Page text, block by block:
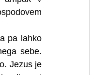
pa lahko
sebe.
Jezus je